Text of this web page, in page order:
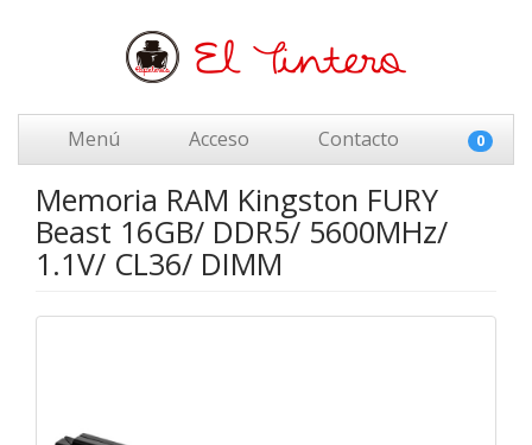
Menú Acceso Contacto 0
Memoria RAM Kingston FURY
Beast 16GB/ DDR5/ 5600MHz/
1.1V/ CL36/ DIMM